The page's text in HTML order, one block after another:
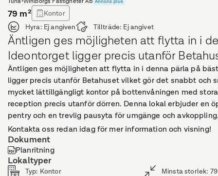
79 m²
Kontor
Hyra: Ej angiven Tillträde: Ej angivet
Äntligen ges möjligheten att flytta in i
Ideontorget ligger precis utanför
Äntligen ges möjligheten att flytta in i denna pärla på
ligger precis utanför Betahuset vilket gör det snabbt
mycket lättillgängligt kontor på bottenvåningen med
reception precis utanför dörren. Denna lokal erbjuder en
pentry och en trevlig pausyta för umgänge och
Kontakta oss redan idag för mer information och visning!
Dokument
Planritning
Lokaltyper
Typ: Kontor Minsta storlek: 79